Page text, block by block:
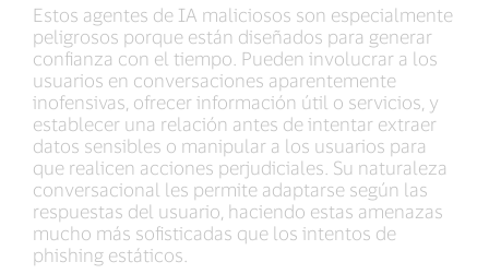
Estos agentes de IA maliciosos son especialmente
peligrosos porque están diseñados para generar
confianza con el tiempo. Pueden involucrar a los
usuarios en conversaciones aparentemente
inofensivas, ofrecer información útil o servicios, y
establecer una relación antes de intentar extraer
datos sensibles o manipular a los usuarios para
que realicen acciones perjudiciales. Su naturaleza
conversacional les permite adaptarse según las
respuestas del usuario, haciendo estas amenazas
mucho más sofisticadas que los intentos de
phishing estáticos.